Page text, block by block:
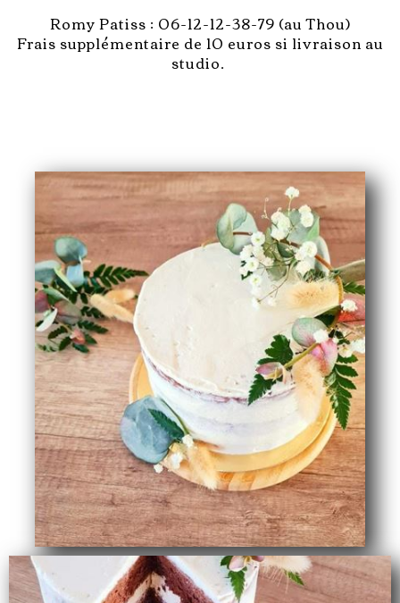
Romy Patiss : 06-12-12-38-79 (au Thou)
Frais supplémentaire de 10 euros si livraison au
studio.